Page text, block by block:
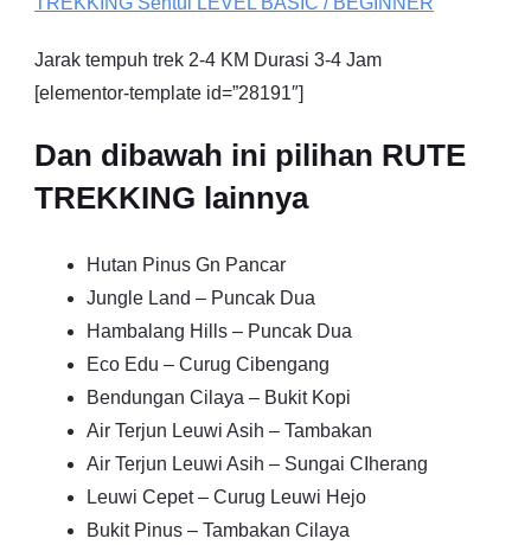
Jarak tempuh trek 2-4 KM Durasi 3-4 Jam
[elementor-template id=”28191″]
Dan dibawah ini pilihan RUTE
TREKKING lainnya
Hutan Pinus Gn Pancar
Jungle Land – Puncak Dua
Hambalang Hills – Puncak Dua
Eco Edu – Curug Cibengang
Bendungan Cilaya – Bukit Kopi
Air Terjun Leuwi Asih – Tambakan
Air Terjun Leuwi Asih – Sungai CIherang
Leuwi Cepet – Curug Leuwi Hejo
Bukit Pinus – Tambakan Cilaya